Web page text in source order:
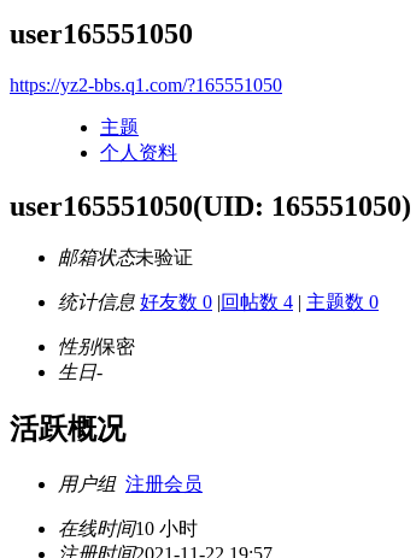
user165551050
https://yz2-bbs.q1.com/?165551050
主题
个人资料
user165551050(UID: 165551050)
邮箱状态未验证
统计信息 好友数 0 |回帖数 4 | 主题数 0
性别保密
生日-
活跃概况
用户组 注册会员
在线时间10 小时